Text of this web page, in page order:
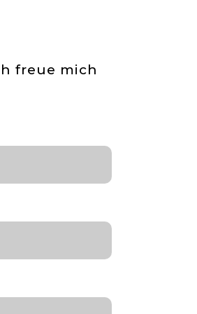
freue mich